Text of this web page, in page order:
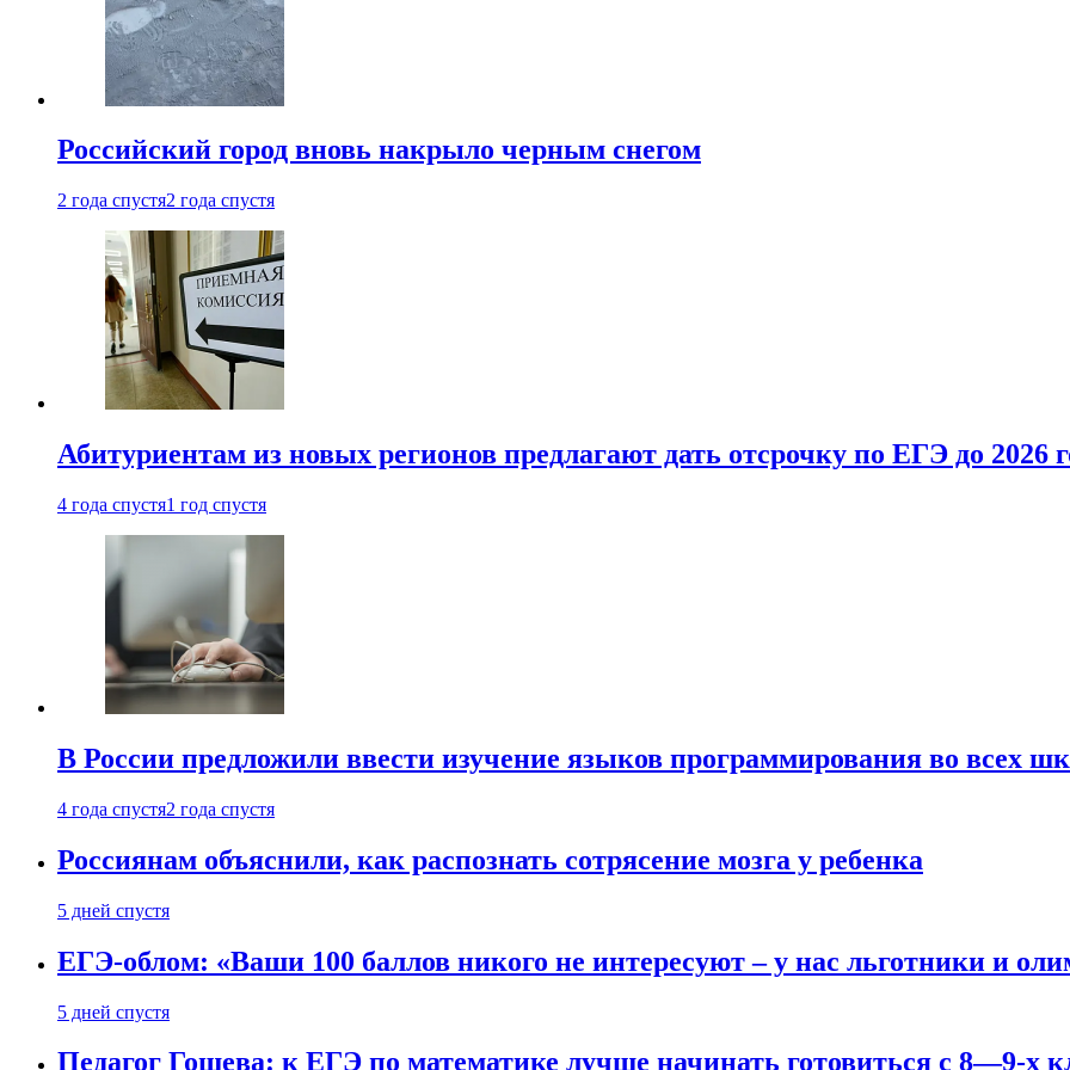
Российский город вновь накрыло черным снегом
2 года спустя2 года спустя
Абитуриентам из новых регионов предлагают дать отсрочку по ЕГЭ до 2026
4 года спустя1 год спустя
В России предложили ввести изучение языков программирования во всех
4 года спустя2 года спустя
Россиянам объяснили, как распознать сотрясение мозга у ребенка
5 дней спустя
ЕГЭ-облом: «Ваши 100 баллов никого не интересуют – у нас льготники и
5 дней спустя
Педагог Гошева: к ЕГЭ по математике лучше начинать готовиться с 8—9-х